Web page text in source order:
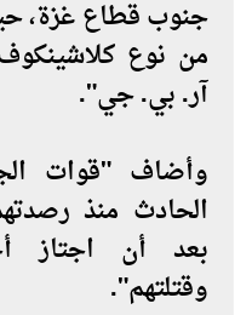
جنوب قطاع غزة،
من نوع
آر. بي. جي".
وأضاف "قوات
الحادث منذ
بعد أن اجتاز
وقتلتهم".